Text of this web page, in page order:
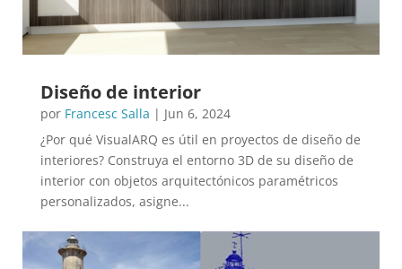
Diseño de interior
por Francesc Salla | Jun 6, 2024
¿Por qué VisualARQ es útil en proyectos de diseño de
interiores? Construya el entorno 3D de su diseño de
interior con objetos arquitectónicos paramétricos
personalizados, asigne...